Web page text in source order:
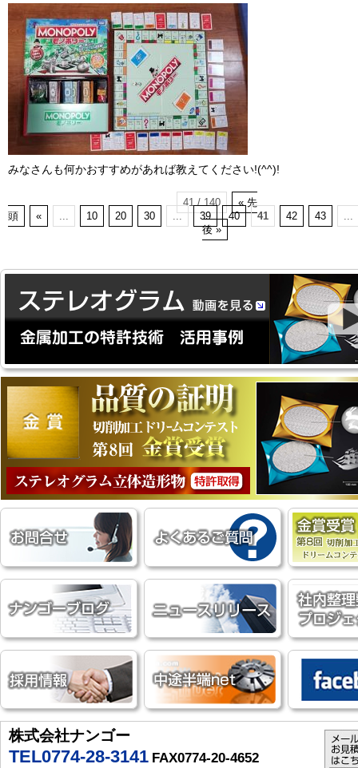
みなさんも何かおすすめがあれば教えてください!(^^)!
41 / 140
« 先
頭
« ... 10 20 30 ... 39 40 41 42 43
...
後 »
株式会社ナンゴー
TEL0774-28-3141 FAX0774-20-4652